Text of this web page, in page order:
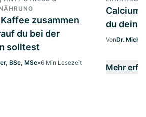
zusammen
du bei der
solltest
BSc, MSc•6 Min Lesezeit
Calcium
du
VonDr.
Mehr